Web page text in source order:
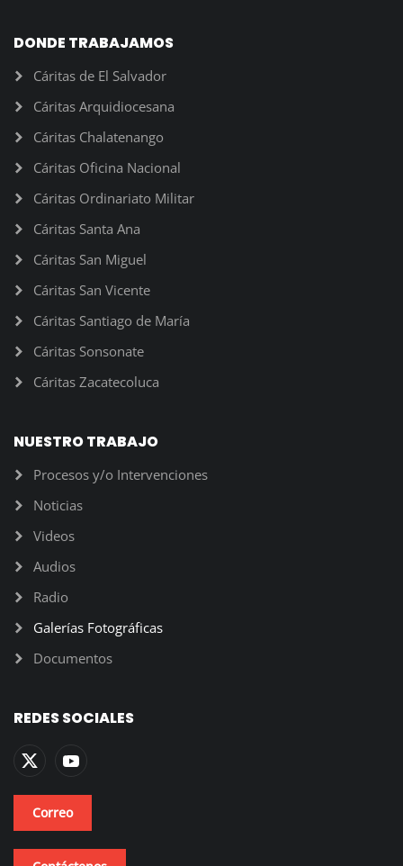
DONDE TRABAJAMOS
Cáritas de El Salvador
Cáritas Arquidiocesana
Cáritas Chalatenango
Cáritas Oficina Nacional
Cáritas Ordinariato Militar
Cáritas Santa Ana
Cáritas San Miguel
Cáritas San Vicente
Cáritas Santiago de María
Cáritas Sonsonate
Cáritas Zacatecoluca
NUESTRO TRABAJO
Procesos y/o Intervenciones
Noticias
Videos
Audios
Radio
Galerías Fotográficas
Documentos
REDES SOCIALES
Correo